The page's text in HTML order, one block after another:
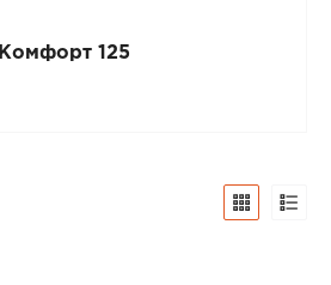
Комфорт 125